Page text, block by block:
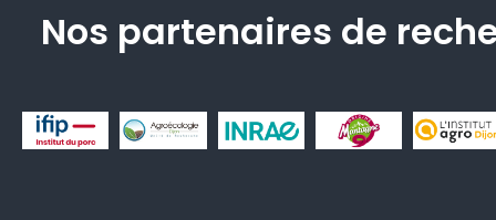
Nos partenaires de